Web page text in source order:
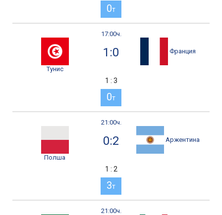
0т
17:00ч.
Тунис
1:0 Франция
1 : 3
0т
21:00ч.
Полша
0:2 Аржентина
1 : 2
3т
21:00ч.